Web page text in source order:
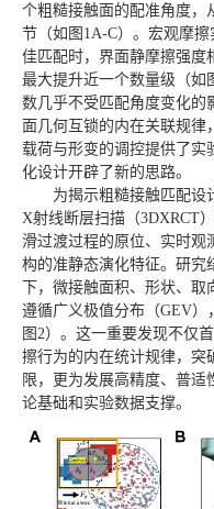
个粗糙接触面的配准角度，
节（如图1A-C）。宏观摩
佳匹配时，界面静摩擦强度
最大提升近一个数量级（如
数几乎不受匹配角度变化的
面几何互锁的内在关联规律
载荷与形变的调控提供了实
化设计开辟了新的思路。
为揭示粗糙接触匹配设
X射线断层扫描（3DXRCT
滑过渡过程的原位、实时观
构的准静态演化特征。研究
下，微接触面积、形状、
遵循广义极值分布（GEV）
图2）。这一重要发现不仅
擦行为的内在统计规律，突
限，更为发展高精度、普
论基础和实验数据支撑。